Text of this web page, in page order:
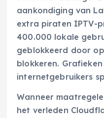
aankondiging van
extra piraten IPTV-
400.000 lokale
geblokkeerd door
blokkeren.
internetgebruikers
Wanneer
het verleden